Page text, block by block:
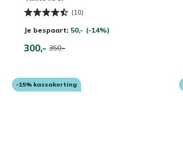
(10)
Je bespaart: 50,- (-14%)
300,- 350,-
-15% kassakorting